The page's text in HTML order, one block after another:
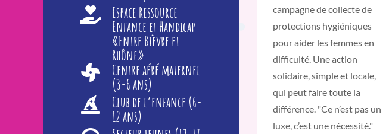
Espace Ressource
Enfance et Handicap
«Entre Bièvre et
Rhône»
Centre aéré maternel
(3-6 ans)
Club de l’enfance (6-
12 ans)
campagne de collecte de
protections hygiéniques
pour aider les femmes en
difficulté. Une action
solidaire, simple et locale,
qui peut faire toute la
différence. "Ce n’est pas un
luxe, c’est une nécessité."